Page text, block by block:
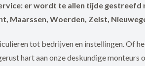
er wordt te allen tijde
Maarssen, Woerden, Zeist,
tot bedrijven en instellingen. Of
hart aan onze deskundige